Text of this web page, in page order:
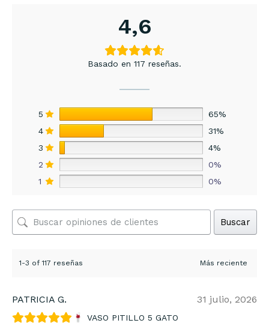
4,6
Basado en 117 reseñas.
5
65%
4
31%
3
4%
2
0%
1
0%
Buscar
1-3 of 117 reseñas
PATRICIA G. 31 julio, 2026
VASO PITILLO 5 GATO